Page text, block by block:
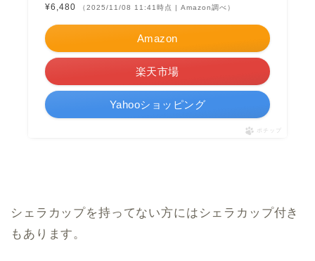
¥6,480 （2025/11/08 11:41時点 | Amazon調べ）
Amazon
楽天市場
Yahooショッピング
ポチップ
シェラカップを持ってない方にはシェラカップ付き
もあります。